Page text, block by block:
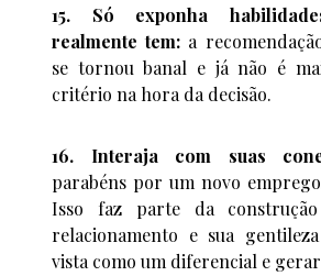
15. Só exponha
realmente tem: a
se tornou banal e já não é
critério na hora da decisão.
16. Interaja com suas
parabéns por um novo
Isso faz parte da
relacionamento e sua
vista como um diferencial e